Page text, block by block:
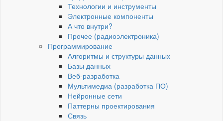
Технологии и инструменты
Электронные компоненты
А что внутри?
Прочее (радиоэлектроника)
Программирование
Алгоритмы и структуры данных
Базы данных
Веб-разработка
Мультимедиа (разработка ПО)
Нейронные сети
Паттерны проектирования
Связь